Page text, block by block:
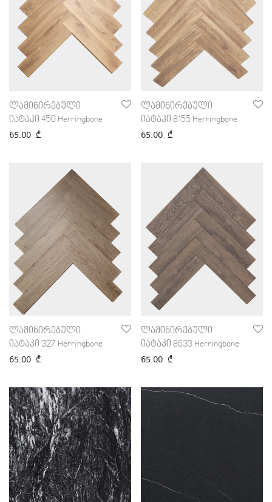
ლამინირებული
იატაკი 450 Herringbone
65.00 ₾
ლამინირებული
იატაკი 8155 Herringbone
65.00 ₾
ლამინირებული
იატაკი 327 Herringbone
65.00 ₾
ლამინირებული
იატაკი 8633 Herringbone
65.00 ₾